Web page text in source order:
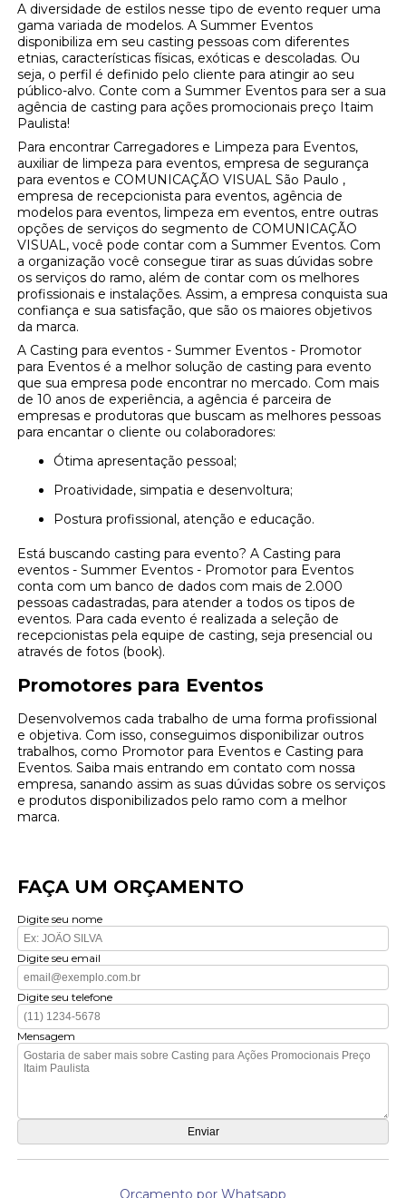
A diversidade de estilos nesse tipo de evento requer uma
gama variada de modelos. A Summer Eventos
disponibiliza em seu casting pessoas com diferentes
etnias, características físicas, exóticas e descoladas. Ou
seja, o perfil é definido pelo cliente para atingir ao seu
público-alvo. Conte com a Summer Eventos para ser a sua
agência de casting para ações promocionais preço Itaim
Paulista!
Para encontrar Carregadores e Limpeza para Eventos,
auxiliar de limpeza para eventos, empresa de segurança
para eventos e COMUNICAÇÃO VISUAL São Paulo ,
empresa de recepcionista para eventos, agência de
modelos para eventos, limpeza em eventos, entre outras
opções de serviços do segmento de COMUNICAÇÃO
VISUAL, você pode contar com a Summer Eventos. Com
a organização você consegue tirar as suas dúvidas sobre
os serviços do ramo, além de contar com os melhores
profissionais e instalações. Assim, a empresa conquista sua
confiança e sua satisfação, que são os maiores objetivos
da marca.
A Casting para eventos - Summer Eventos - Promotor
para Eventos é a melhor solução de casting para evento
que sua empresa pode encontrar no mercado. Com mais
de 10 anos de experiência, a agência é parceira de
empresas e produtoras que buscam as melhores pessoas
para encantar o cliente ou colaboradores:
Ótima apresentação pessoal;
Proatividade, simpatia e desenvoltura;
Postura profissional, atenção e educação.
Está buscando casting para evento? A Casting para
eventos - Summer Eventos - Promotor para Eventos
conta com um banco de dados com mais de 2.000
pessoas cadastradas, para atender a todos os tipos de
eventos. Para cada evento é realizada a seleção de
recepcionistas pela equipe de casting, seja presencial ou
através de fotos (book).
Promotores para Eventos
Desenvolvemos cada trabalho de uma forma profissional
e objetiva. Com isso, conseguimos disponibilizar outros
trabalhos, como Promotor para Eventos e Casting para
Eventos. Saiba mais entrando em contato com nossa
empresa, sanando assim as suas dúvidas sobre os serviços
e produtos disponibilizados pelo ramo com a melhor
marca.
FAÇA UM ORÇAMENTO
Digite seu nome
Digite seu email
Digite seu telefone
Mensagem
Orçamento por Whatsapp